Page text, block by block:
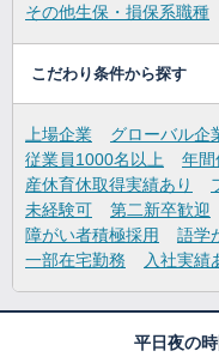
その他生保・損保系職種
こだわり条件から探す
上場企業 グローバル企
従業員1000名以上
年
産休育休取得実績あり
未経験可
第二新卒歓迎
障がい者積極採用
語学
一部在宅勤務
入社実績
平日夜の